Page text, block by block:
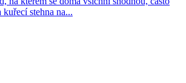
stehna na...